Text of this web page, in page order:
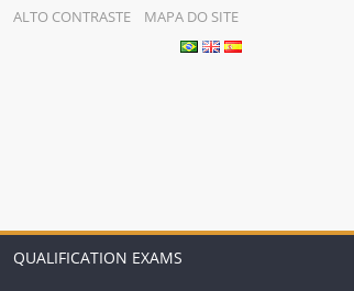
ALTO CONTRASTE MAPA DO SITE
QUALIFICATION EXAMS